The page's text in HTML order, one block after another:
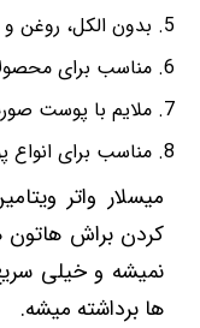
بدون الکل، روغن و
مناسب برای
ملایم با پوست
مناسب برای
میسلار واتر
کردن براش هاتون
نمیشه و خیلی
ها برداشته میشه.